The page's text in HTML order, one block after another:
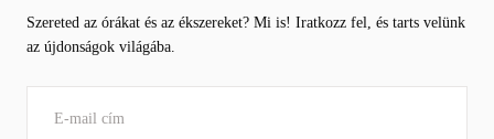
Szereted az órákat és az ékszereket? Mi is! Iratkozz fel, és tarts velünk
az újdonságok világába.